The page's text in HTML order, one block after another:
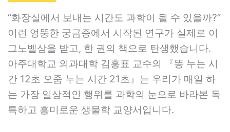
“화장실에서 보내는 시간도 과학이 될 수 있을까?”
이런 엉뚱한 궁금증에서 시작된 연구가 실제로 이
그노벨상을 받고, 한 권의 책으로 탄생했습니다.
아주대학교 의과대학 김홍표 교수의 『똥 누는 시
간 12초 오줌 누는 시간 21초』는 우리가 매일 하
는 가장 일상적인 행위를 과학의 눈으로 바라본 독
특하고 흥미로운 생물학 교양서입니다.